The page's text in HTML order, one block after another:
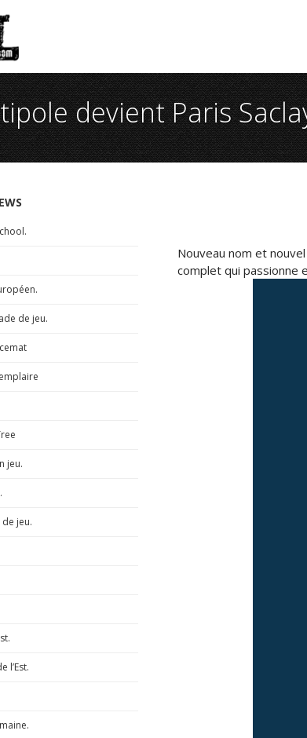
devient Paris
Nouveau nom et
complet qui passionne
de jeu.
jeu.
jeu.
l’Est.